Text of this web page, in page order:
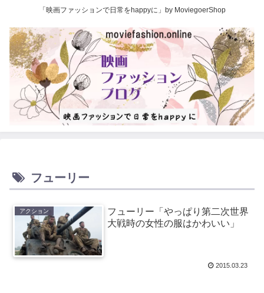
「映画ファッションで日常をhappyに」by MoviegoerShop
フューリー
アクション
フューリー「やっぱり第二次世界
大戦時の女性の服はかわいい」
2015.03.23